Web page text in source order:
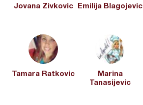
Jovana Zivkovic Emilija Blagojevic
Tamara Ratkovic
Marina
Tanasijevic